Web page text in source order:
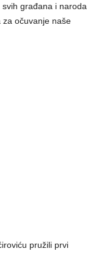
građana i naroda
za očuvanje naše
pružili prvi